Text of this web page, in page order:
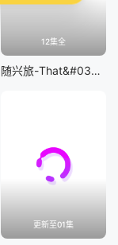
12集全
随兴旅-That&#039;s Journey-
更新至01集